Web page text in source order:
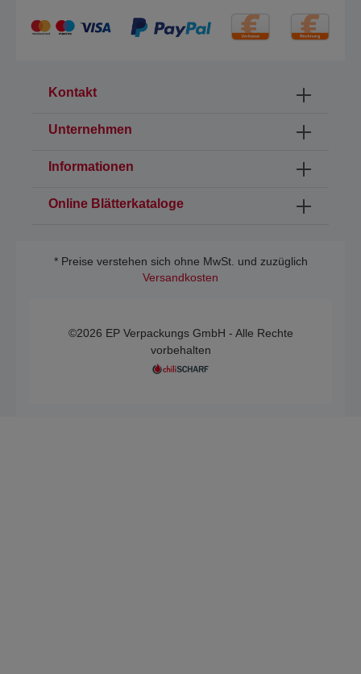
Kontakt
Unternehmen
Informationen
Online Blätterkataloge
* Preise verstehen sich ohne MwSt. und zuzüglich
Versandkosten
©2026 EP Verpackungs GmbH - Alle Rechte
vorbehalten